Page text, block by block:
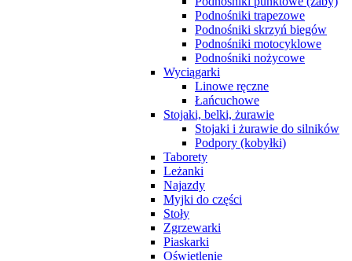
Podnośniki trapezowe
Podnośniki skrzyń biegów
Podnośniki motocyklowe
Podnośniki nożycowe
Wyciągarki
Linowe ręczne
Łańcuchowe
Stojaki, belki, żurawie
Stojaki i żurawie do silników
Podpory (kobyłki)
Taborety
Leżanki
Najazdy
Myjki do części
Stoły
Zgrzewarki
Piaskarki
Oświetlenie